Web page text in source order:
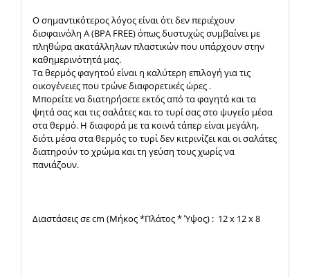
Ο σημαντικότερος λόγος είναι ότι δεν περιέχουν
δισφαινόλη Α (BPA FREE) όπως δυστυχώς συμβαίνει με
πληθώρα ακατάλληλων πλαστικών που υπάρχουν στην
καθημερινότητά μας.
Τα θερμός φαγητού είναι η καλύτερη επιλογή για τις
οικογένειες που τρώνε διαφορετικές ώρες .
Μπορείτε να διατηρήσετε εκτός από τα φαγητά και τα
ψητά σας και τις σαλάτες και το τυρί σας στο ψυγείο μέσα
στα θερμό. Η διαφορά με τα κοινά τάπερ είναι μεγάλη,
διότι μέσα στα θερμός το τυρί δεν κιτρινίζει και οι σαλάτες
διατηρούν το χρώμα και τη γεύση τους χωρίς να
πανιάζουν.
Διαστάσεις σε cm (Μήκος *Πλάτος * Ύψος) : 12 x 12 x 8